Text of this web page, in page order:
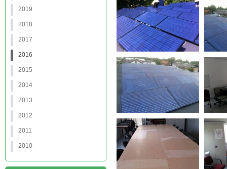
2019
2018
2017
2016
2015
2014
2013
2012
2011
2010